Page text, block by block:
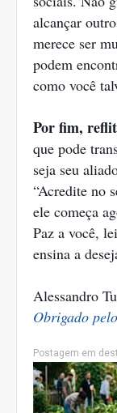
alcançar
merece ser
podem
como você
Por fim,
que pode
seja seu
“Acredite no
ele começa
Paz a você,
ensina a
Alessandro
Obrigado
Postagem em